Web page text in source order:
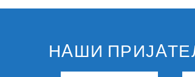
НAШИ